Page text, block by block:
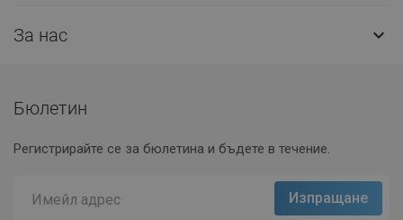
За нас 
Бюлетин
Регистрирайте се за бюлетина и бъдете в течение.